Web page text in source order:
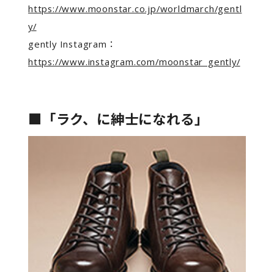
https://www.moonstar.co.jp/worldmarch/gentl
y/
gently Instagram：
https://www.instagram.com/moonstar_gently/
■「ラク、に紳士になれる」